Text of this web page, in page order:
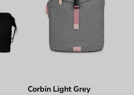
Corbin Light Grey